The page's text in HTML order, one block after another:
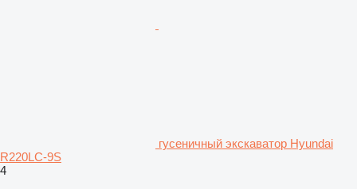
гусеничный экскаватор Hyundai
R220LC-9S
4